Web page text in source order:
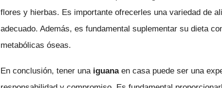
flores y hierbas. Es importante ofrecerles una variedad de
adecuado. Además, es fundamental suplementar su dieta
metabólicas óseas.
En conclusión, tener una iguanaen casa puede ser una